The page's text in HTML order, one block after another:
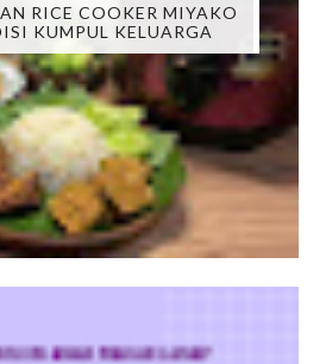
RICE COOKER MIYAKO
KUMPUL KELUARGA